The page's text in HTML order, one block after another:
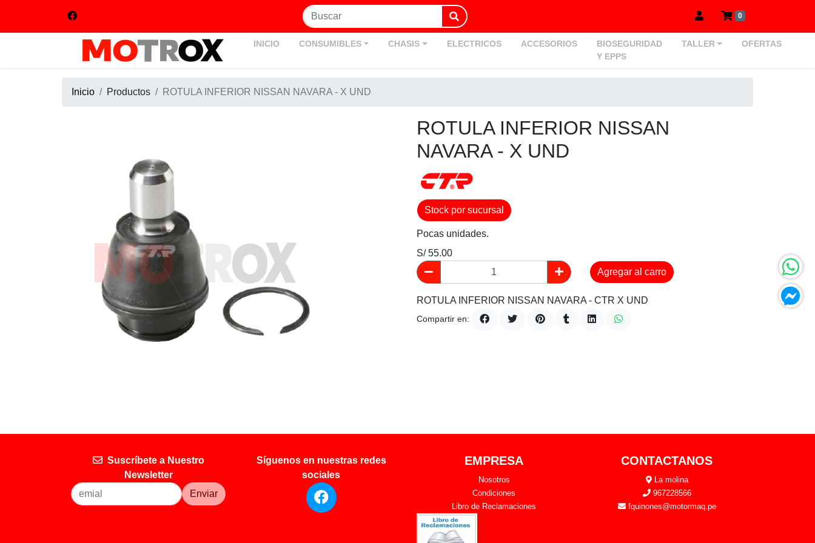
0
INICIO CONSUMIBLES CHASIS ELECTRICOS ACCESORIOS
BIOSEGURIDAD
Y EPPS
TALLER OFERTAS
Inicio Productos ROTULA INFERIOR NISSAN NAVARA - X UND
ROTULA INFERIOR NISSAN
NAVARA - X UND
Stock por sucursal
Pocas unidades.
S/ 55.00
Agregar al carro
ROTULA INFERIOR NISSAN NAVARA - CTR X UND
Compartir en:
Suscríbete a Nuestro
Newsletter
Enviar
Síguenos en nuestras redes
sociales
EMPRESA
Nosotros
Condiciones
Libro de Reclamaciones
CONTACTANOS
La molina
967228566
fquinones@motormaq.pe